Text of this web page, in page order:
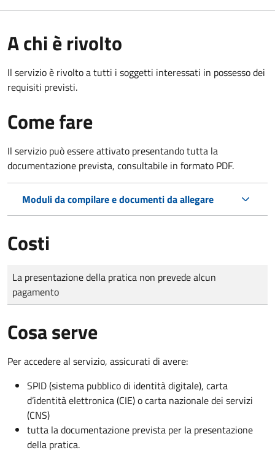
A chi è rivolto
Il servizio è rivolto a tutti i soggetti interessati in possesso dei
requisiti previsti.
Come fare
Il servizio può essere attivato presentando tutta la
documentazione prevista, consultabile in formato PDF.
Moduli da compilare e documenti da allegare
Costi
Tipo di pagamento
Importo
La presentazione della pratica non prevede alcun
pagamento
Cosa serve
Per accedere al servizio, assicurati di avere:
SPID (sistema pubblico di identità digitale), carta
d’identità elettronica (CIE) o carta nazionale dei servizi
(CNS)
tutta la documentazione prevista per la presentazione
della pratica.